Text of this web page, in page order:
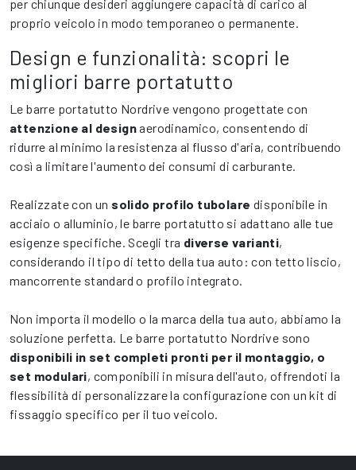
per chiunque desideri aggiungere capacità di carico al
proprio veicolo in modo temporaneo o permanente.
Design e funzionalità: scopri le
migliori barre portatutto
Le barre portatutto Nordrive vengono progettate con
attenzione al designaerodinamico, consentendo di
ridurre al minimo la resistenza al flusso d'aria, contribuendo
così a limitare l'aumento dei consumi di carburante.
Realizzate con un solido profilo tubolare disponibile in
acciaio o alluminio, le barre portatutto si adattano alle tue
esigenze specifiche. Scegli tra diverse varianti,
considerando il tipo di tetto della tua auto: con tetto liscio,
mancorrente standard o profilo integrato.
Non importa il modello o la marca della tua auto, abbiamo la
soluzione perfetta. Le barre portatutto Nordrive sono
disponibili in set completi pronti per il montaggio, o
set modulari, componibili in misura dell'auto, offrendoti la
flessibilità di personalizzare la configurazione con un kit di
fissaggio specifico per il tuo veicolo.